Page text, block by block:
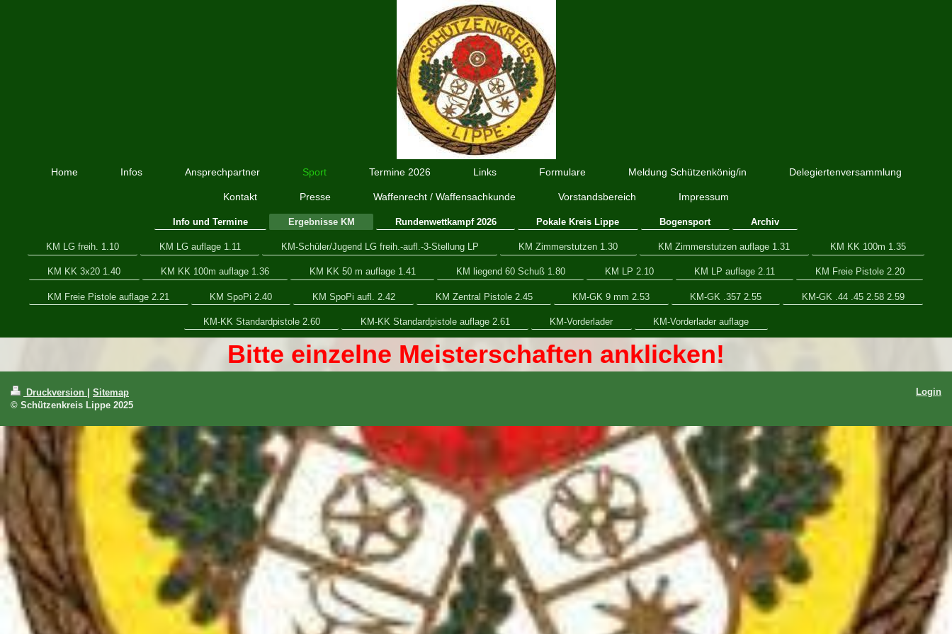
Home Infos Ansprechpartner Sport Termine 2026 Links Formulare Meldung Schützenkönig/in Delegiertenversammlung
Kontakt Presse Waffenrecht / Waffensachkunde Vorstandsbereich Impressum
Info und Termine Ergebnisse KM Rundenwettkampf 2026 Pokale Kreis Lippe Bogensport Archiv
KM LG freih. 1.10 KM LG auflage 1.11 KM-Schüler/Jugend LG freih.-aufl.-3-Stellung LP KM Zimmerstutzen 1.30 KM Zimmerstutzen auflage 1.31 KM KK 100m 1.35
KM KK 3x20 1.40 KM KK 100m auflage 1.36 KM KK 50 m auflage 1.41 KM liegend 60 Schuß 1.80 KM LP 2.10 KM LP auflage 2.11 KM Freie Pistole 2.20
KM Freie Pistole auflage 2.21 KM SpoPi 2.40 KM SpoPi aufl. 2.42 KM Zentral Pistole 2.45 KM-GK 9 mm 2.53 KM-GK .357 2.55 KM-GK .44 .45 2.58 2.59
KM-KK Standardpistole 2.60 KM-KK Standardpistole auflage 2.61 KM-Vorderlader KM-Vorderlader auflage
Bitte einzelne Meisterschaften anklicken!
Druckversion
Sitemap
© Schützenkreis Lippe 2025
Login